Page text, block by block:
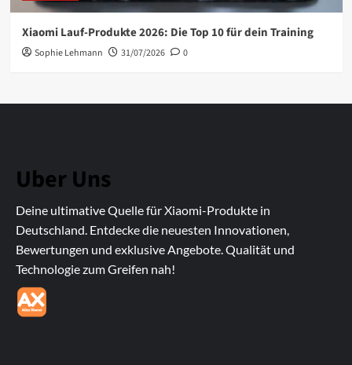
Xiaomi Lauf-Produkte 2026: Die Top 10 für dein Training
Sophie Lehmann 31/07/2026 0
Uber Uns
Deine ultimative Quelle für Xiaomi-Produkte in
Deutschland. Entdecke die neuesten Innovationen,
Bewertungen und exklusive Angebote. Qualität und
Technologie zum Greifen nah!